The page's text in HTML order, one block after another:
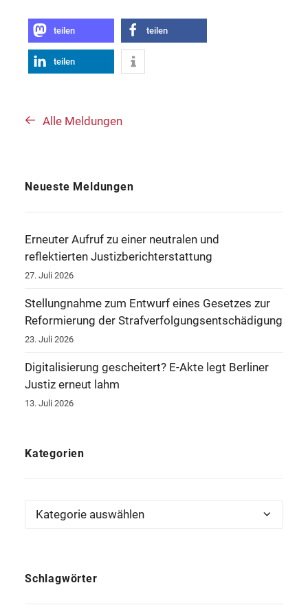
teilen teilen
teilen
Alle Meldungen
Neueste Meldungen
Erneuter Aufruf zu einer neutralen und
reflektierten Justizberichterstattung
27. Juli 2026
Stellungnahme zum Entwurf eines Gesetzes zur
Reformierung der Strafverfolgungsentschädigung
23. Juli 2026
Digitalisierung gescheitert? E-Akte legt Berliner
Justiz erneut lahm
13. Juli 2026
Kategorien
Kategorien
Schlagwörter